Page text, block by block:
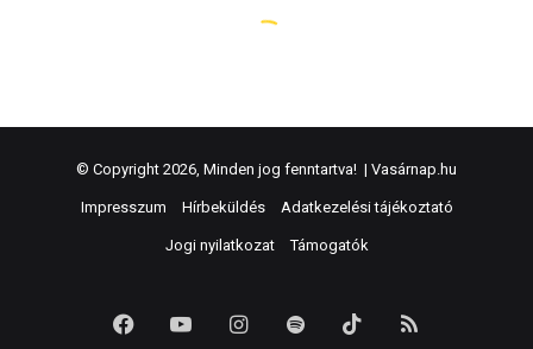
© Copyright 2026, Minden jog fenntartva! | Vasárnap.hu
Impresszum Hírbeküldés Adatkezelési tájékoztató
Jogi nyilatkozat Támogatók
FacebookYouTubeInstagram
Spotify TikTok